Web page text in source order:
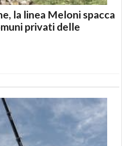
la linea Meloni spacca
privati delle